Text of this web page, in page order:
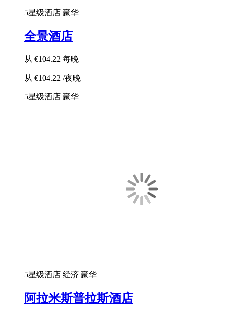
5星级酒店 豪华
全景酒店
从 €104.22 每晚
从 €104.22 /夜晚
5星级酒店 豪华
5星级酒店 经济 豪华
阿拉米斯普拉斯酒店